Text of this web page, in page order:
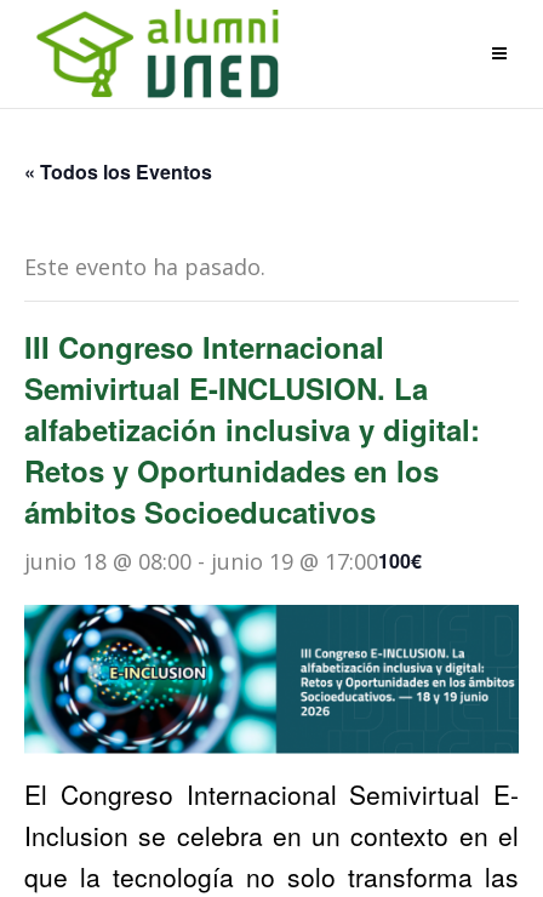
« Todos los Eventos
Este evento ha pasado.
III Congreso Internacional
Semivirtual E-INCLUSION. La
alfabetización inclusiva y digital:
Retos y Oportunidades en los
ámbitos Socioeducativos
junio 18 @ 08:00 - junio 19 @ 17:00100€
El Congreso Internacional Semivirtual E-
Inclusion se celebra en un contexto en el
que la tecnología no solo transforma las